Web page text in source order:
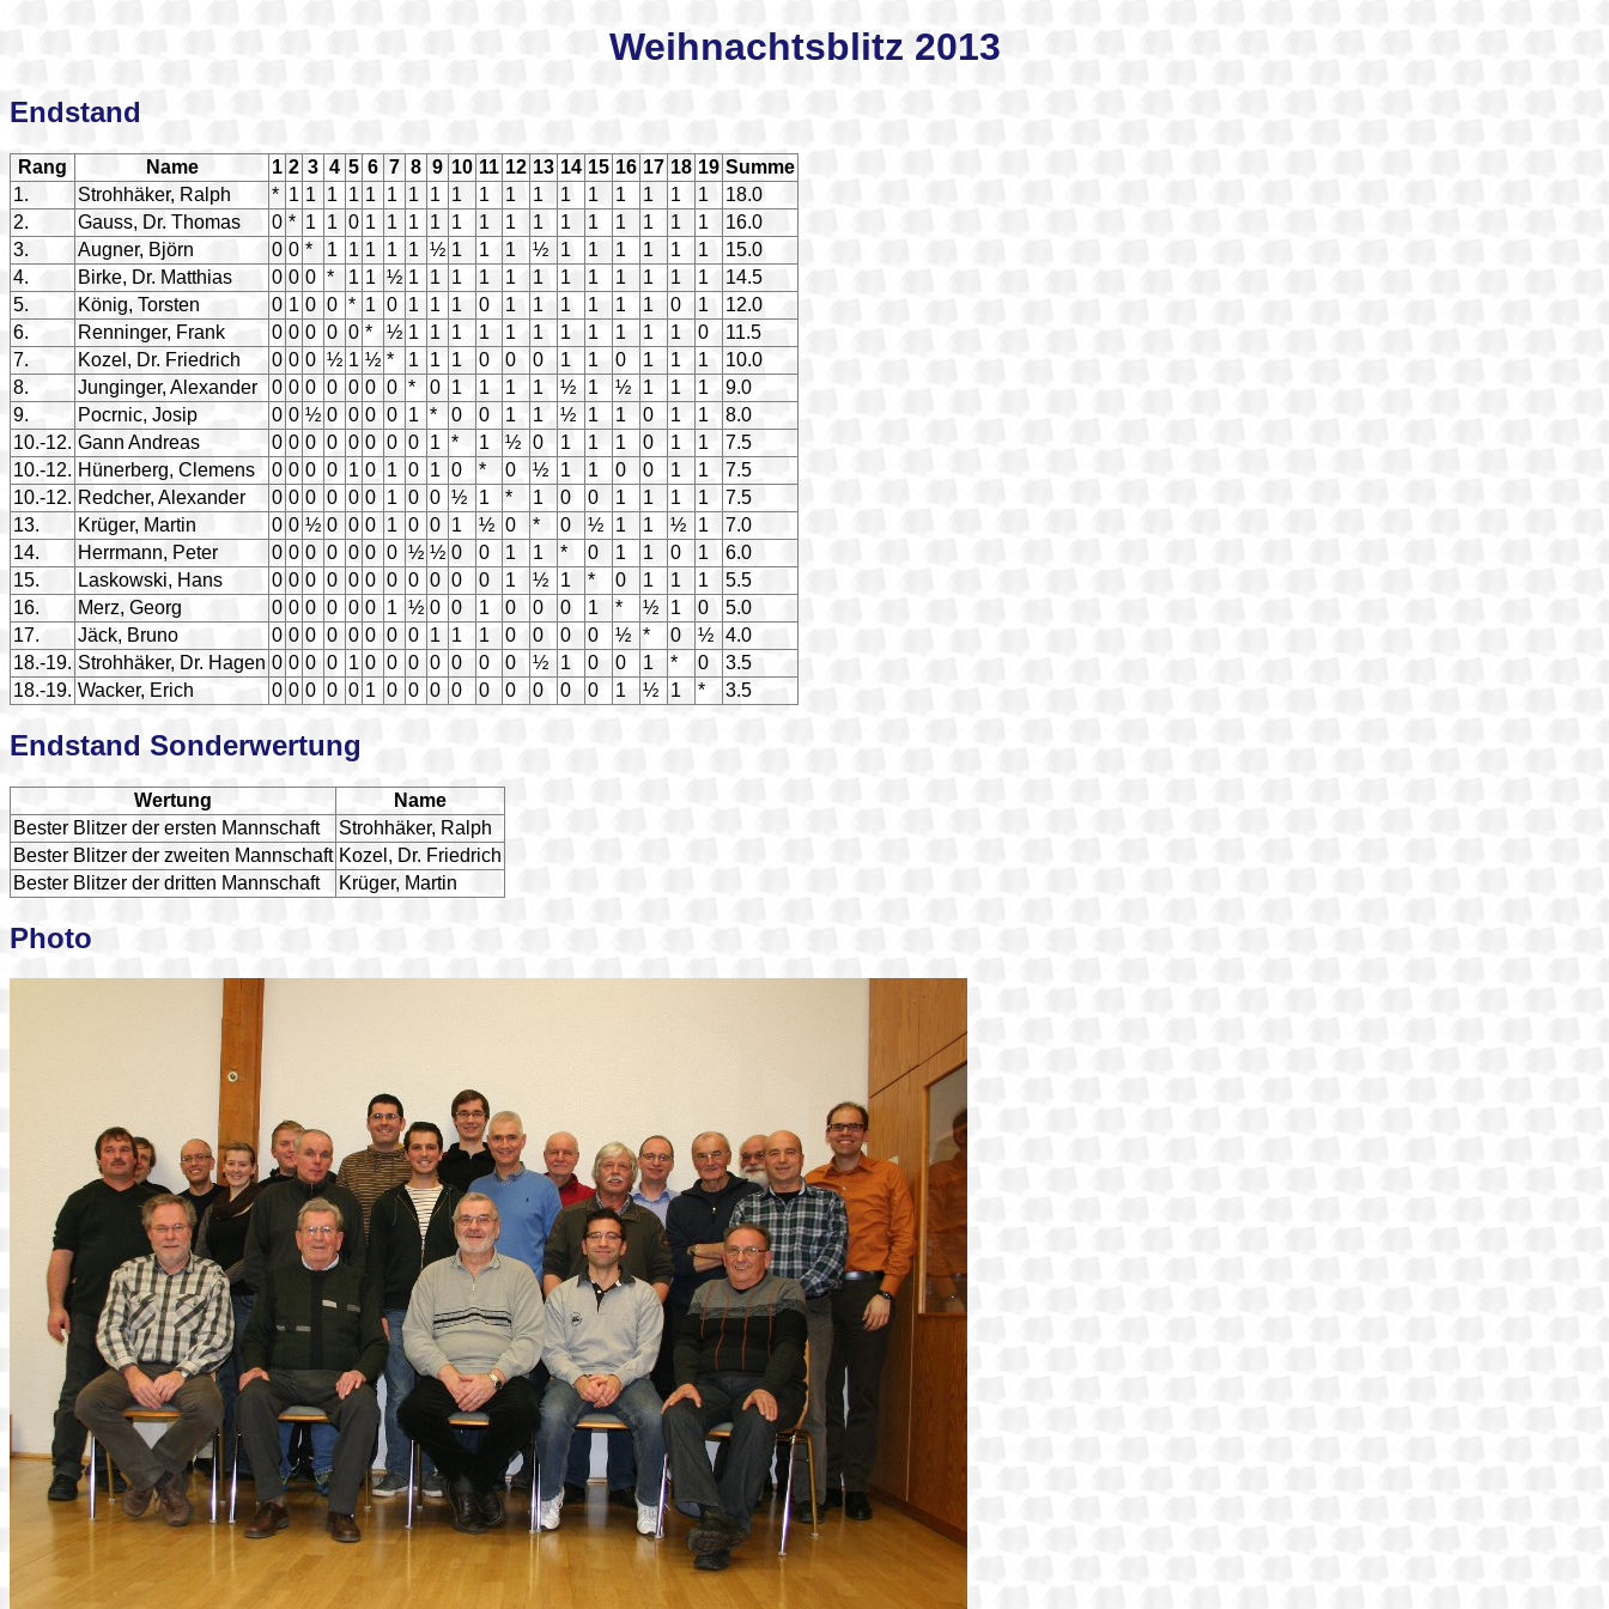
Weihnachtsblitz 2013
Endstand
Rang Name 1 2 3 4 5 6 7 8 9 10 11 12 13 14 15 16 17 18 19 Summe
1.
Strohhäker, Ralph * 1 1 1 1 1 1 1 1 1 1 1 1 1 1 1 1 1 1
18.0
2.
Gauss, Dr. Thomas 0 * 1 1 0 1 1 1 1 1 1 1 1 1 1 1 1 1 1
16.0
3.
Augner, Björn 0 0 * 1 1 1 1 1 ½ 1 1 1 ½ 1 1 1 1 1 1
15.0
4.
Birke, Dr. Matthias 0 0 0 * 1 1 ½ 1 1 1 1 1 1 1 1 1 1 1 1
14.5
5.
König, Torsten 0 1 0 0 * 1 0 1 1 1 0 1 1 1 1 1 1 0 1
12.0
6.
Renninger, Frank 0 0 0 0 0 * ½ 1 1 1 1 1 1 1 1 1 1 1 0
11.5
7.
Kozel, Dr. Friedrich 0 0 0 ½ 1 ½ * 1 1 1 0 0 0 1 1 0 1 1 1
10.0
8.
Junginger, Alexander 0 0 0 0 0 0 0 * 0 1 1 1 1 ½ 1 ½ 1 1 1
9.0
9.
Pocrnic, Josip 0 0 ½ 0 0 0 0 1 * 0 0 1 1 ½ 1 1 0 1 1
8.0
10.-12. Gann Andreas 0 0 0 0 0 0 0 0 1 * 1 ½ 0 1 1 1 0 1 1
7.5
10.-12. Hünerberg, Clemens 0 0 0 0 1 0 1 0 1 0 * 0 ½ 1 1 0 0 1 1
7.5
10.-12. Redcher, Alexander 0 0 0 0 0 0 1 0 0 ½ 1 * 1 0 0 1 1 1 1
7.5
13.
Krüger, Martin 0 0 ½ 0 0 0 1 0 0 1 ½ 0 * 0 ½ 1 1 ½ 1
7.0
14.
Herrmann, Peter 0 0 0 0 0 0 0 ½ ½ 0 0 1 1 * 0 1 1 0 1
6.0
15.
Laskowski, Hans 0 0 0 0 0 0 0 0 0 0 0 1 ½ 1 * 0 1 1 1
5.5
16.
Merz, Georg 0 0 0 0 0 0 1 ½ 0 0 1 0 0 0 1 * ½ 1 0
5.0
17.
Jäck, Bruno 0 0 0 0 0 0 0 0 1 1 1 0 0 0 0 ½ * 0 ½ 4.0
18.-19. Strohhäker, Dr. Hagen 0 0 0 0 1 0 0 0 0 0 0 0 ½ 1 0 0 1 * 0
3.5
18.-19. Wacker, Erich 0 0 0 0 0 1 0 0 0 0 0 0 0 0 0 1 ½ 1 * 3.5
Endstand Sonderwertung
Wertung
Name
Bester Blitzer der ersten Mannschaft
Strohhäker, Ralph
Bester Blitzer der zweiten Mannschaft Kozel, Dr. Friedrich
Bester Blitzer der dritten Mannschaft
Krüger, Martin
Photo